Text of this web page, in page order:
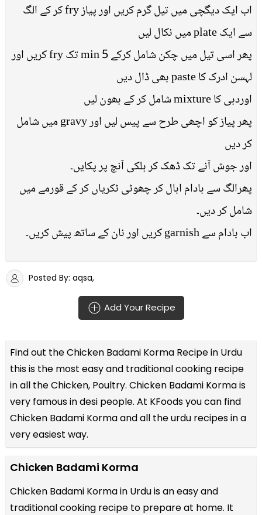
اب ایک دیگچی میں تیل گرم کریں اور پیاز fry کر کے الگ
سے ایک plate میں نکال لیں
پھر اسی تیل میں چکن شامل کرکے 5 min تک fry کریں اور
لہسن ادرک کا paste بھی ڈال دیں
اوردہی کا mixture شامل کر کے بھون لیں
پھر پیاز کو اچھی طرح سے پیس لیں اور gravy میں شامل
کر دیں
اور جوش آنے تک ڈھک کر ہلکی آنچ پر پکایں۔
پھرالگ سے بادام ابال کر چھوٹی ٹکریاں کر کے قورمے میں
شامل کر دیں۔
اب بادام سے garnish کریں اور نان کے ساتھ پیش کریں۔
Posted By: aqsa,
Add Your Recipe
Find out theChicken Badami Korma Recipe in Urdu
this is the most easy and traditional cooking recipe
in all theChicken, Poultry. Chicken Badami Korma is
very famous in desi people. At KFoods you can find
Chicken Badami Korma and all theurdu recipesin a
very easiest way.
Chicken Badami Korma
Chicken Badami Korma in Urdu is an easy and
traditional cooking recipe to prepare at home. It